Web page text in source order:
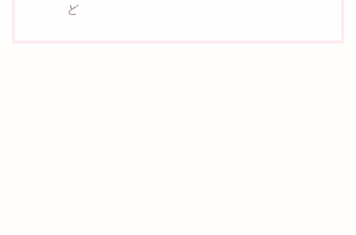
ど